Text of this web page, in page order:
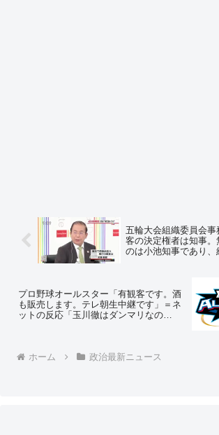
五輪大会組織委員会
客の決定権者は知事
のは小池知事であり、
コミは政権批判のため
んでもやるから」
プロ野球オールスター「有観客です。酒
も販売します。テレ朝生中継です」＝ネ
ットの反応「玉川徹はダンマリなの
ホーム 政治最新ニュース